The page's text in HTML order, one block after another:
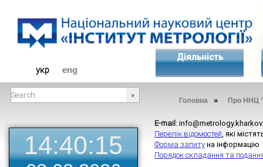
укр eng
Діяльність
Головна » Про ННЦ
14:40:16
E-mail :
Перелік відомостей, які
Форма запиту на
Порядок складання та